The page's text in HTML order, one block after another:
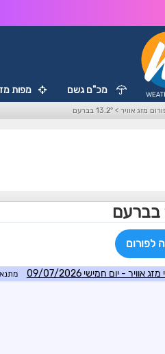
מכ"ם גשם מפות
מזג אוויר >13.2° בברעם
לפורום
אוויר - יום חמישי 09/07/2026